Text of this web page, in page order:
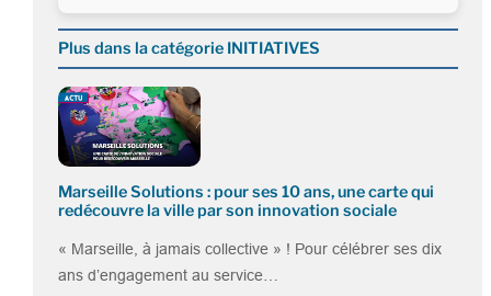
Plus dans la catégorie INITIATIVES
Marseille Solutions : pour ses 10 ans, une carte qui
redécouvre la ville par son innovation sociale
« Marseille, à jamais collective » ! Pour célébrer ses dix
ans d’engagement au service…